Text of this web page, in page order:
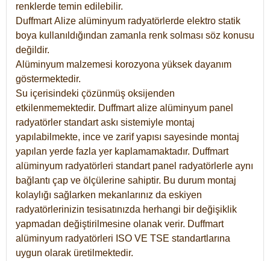
renklerde temin edilebilir.
DuffmartAlize alüminyum radyatörlerde elektro statik
boya kullanıldığından zamanla renk solması söz konusu
değildir.
Alüminyum malzemesi korozyona yüksek dayanım
göstermektedir.
Su içerisindeki çözünmüş oksijenden
etkilenmemektedir. Duffmart alize alüminyum panel
radyatörler standart askı sistemiyle montaj
yapılabilmekte, ince ve zarif yapısı sayesinde montaj
yapılan yerde fazla yer kaplamamaktadır. Duffmart
alüminyum radyatörleri standart panel radyatörlerle aynı
bağlantı çap ve ölçülerine sahiptir. Bu durum montaj
kolaylığı sağlarken mekanlarınız da eskiyen
radyatörlerinizin tesisatınızda herhangi bir değişiklik
yapmadan değiştirilmesine olanak verir. Duffmart
alüminyum radyatörleri ISO VE TSE standartlarına
uygun olarak üretilmektedir.